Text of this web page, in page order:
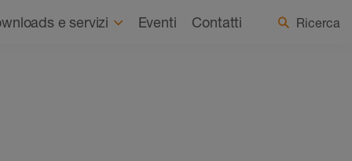
Chi siamo Notizie Seleziona Paese / Lingua
e servizi Eventi Contatti Ricerca